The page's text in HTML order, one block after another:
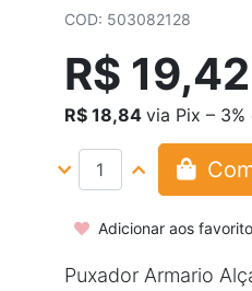
COD: 503082128
R$ 19,42
R$ 18,84 via Pix –
Adicionar aos
Puxador Armario